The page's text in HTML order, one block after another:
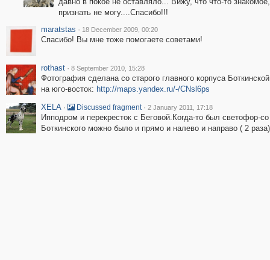
признать не могу....Спасибо!!!
maratstas · 18 December 2009, 00:20
Спасибо! Вы мне тоже помогаете советами!
rothast · 8 September 2010, 15:28
Фотография сделана со старого главного корпуса
на юго-восток: http://maps.yandex.ru/-/CNsl6ps
XELA · Discussed fragment · 2 January 2011, 17:18
Ипподром и перекресток с Беговой.Когда-то был светофор-
Боткинского можно было и прямо и налево и направо ( 2